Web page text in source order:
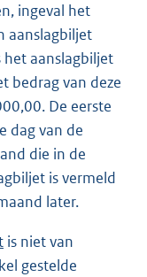
ingeval het
aanslagbiljet
het aanslagbiljet
bedrag van deze
De eerste
dag van de
die in de
is vermeld
later.
is niet van
gestelde